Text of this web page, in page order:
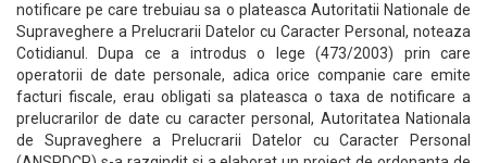
notificare pe care trebuiau sa o plateasca Autoritatii Nationale de
Supraveghere a Prelucrarii Datelor cu Caracter Personal, noteaza
Cotidianul. Dupa ce a introdus o lege (473/2003) prin care
operatorii de date personale, adica orice companie care emite
facturi fiscale, erau obligati sa plateasca o taxa de notificare a
prelucrarilor de date cu caracter personal, Autoritatea Nationala
de Supraveghere a Prelucrarii Datelor cu Caracter Personal